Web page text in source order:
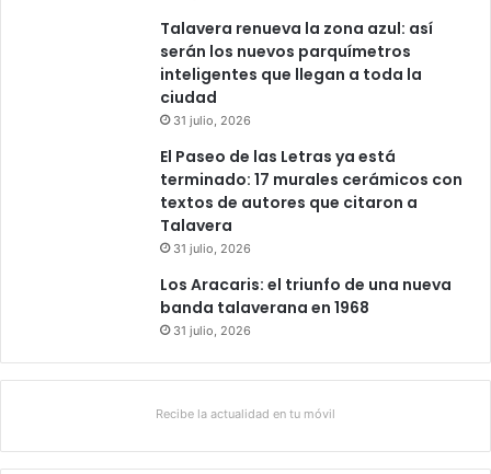
Talavera renueva la zona azul: así
serán los nuevos parquímetros
inteligentes que llegan a toda la
ciudad
31 julio, 2026
El Paseo de las Letras ya está
terminado: 17 murales cerámicos con
textos de autores que citaron a
Talavera
31 julio, 2026
Los Aracaris: el triunfo de una nueva
banda talaverana en 1968
31 julio, 2026
Recibe la actualidad en tu móvil